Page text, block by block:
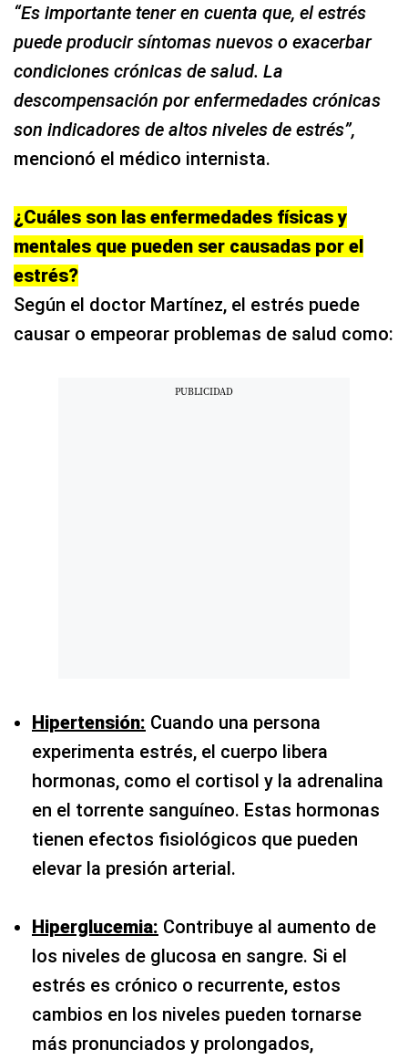
“Es importante tener en cuenta que, el estrés
puede producir síntomas nuevos o exacerbar
condiciones crónicas de salud. La
descompensación por enfermedades crónicas
son indicadores de altos niveles de estrés”,
mencionó el médico internista.
¿Cuáles son las enfermedades físicas y
mentales que pueden ser causadas por el
estrés?
Según el doctor Martínez, el estrés puede
causar o empeorar problemas de salud como:
Hipertensión: Cuando una persona
experimenta estrés, el cuerpo libera
hormonas, como el cortisol y la adrenalina
en el torrente sanguíneo. Estas hormonas
tienen efectos fisiológicos que pueden
elevar la presión arterial.
Hiperglucemia: Contribuye al aumento de
los niveles de glucosa en sangre. Si el
estrés es crónico o recurrente, estos
cambios en los niveles pueden tornarse
más pronunciados y prolongados,